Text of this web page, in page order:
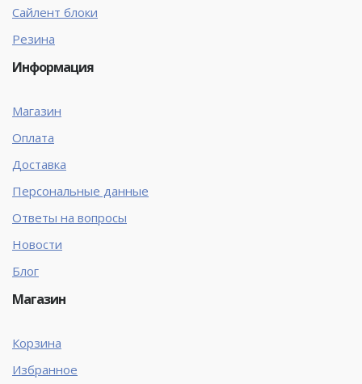
Сайлент блоки
Резина
Информация
Магазин
Оплата
Доставка
Персональные данные
Ответы на вопросы
Новости
Блог
Магазин
Корзина
Избранное